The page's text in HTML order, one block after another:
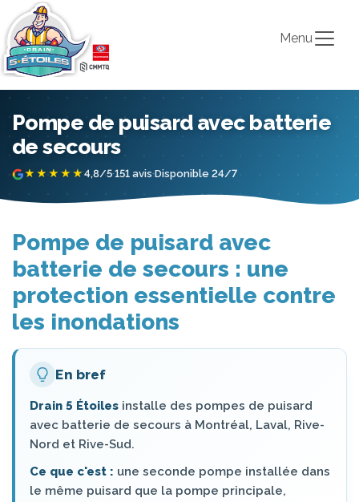
Menu
Pompe de puisard avec batterie
de secours
★★★★★ 4,8/5·151 avis·Disponible 24/7
Pompe de puisard avec
batterie de secours : une
protection essentielle contre
les inondations
En bref
Drain 5 Étoiles installe des pompes de puisard
avec batterie de secours à Montréal, Laval, Rive-
Nord et Rive-Sud.
Ce que c'est : une seconde pompe installée dans
le même puisard que la pompe principale,